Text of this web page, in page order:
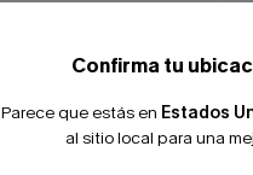
Confirma tu
Parece que estás en Estados
al sitio local para una
-